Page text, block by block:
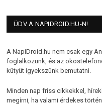
ÜDV A NAPIDROID.HU-N!
A NapiDroid.hu nem csak egy
foglalkozunk, és az
kütyüt igyekszünk bemutatni.
Minden nap friss cikkekkel,
megírni, ha valami érdekes